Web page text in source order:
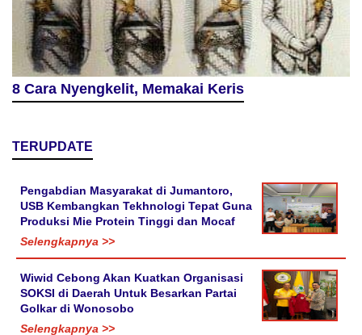
8 Cara Nyengkelit, Memakai Keris
TERUPDATE
Pengabdian Masyarakat di Jumantoro,
USB Kembangkan Tekhnologi Tepat Guna
Produksi Mie Protein Tinggi dan Mocaf
Selengkapnya >>
Wiwid Cebong Akan Kuatkan Organisasi
SOKSI di Daerah Untuk Besarkan Partai
Golkar di Wonosobo
Selengkapnya >>